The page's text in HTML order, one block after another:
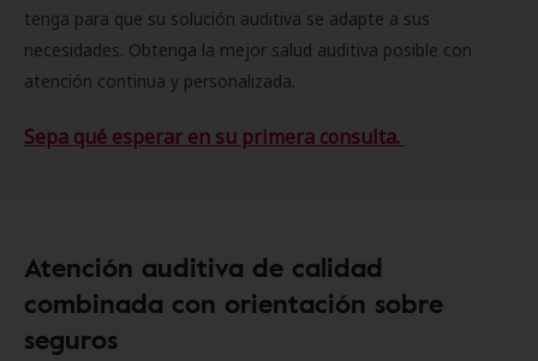
tenga para que su solución auditiva se adapte a sus
necesidades. Obtenga la mejor salud auditiva posible con
atención continua y personalizada.
Sepa qué esperar en su primera consulta.
Atención auditiva de calidad
combinada con orientación sobre
seguros